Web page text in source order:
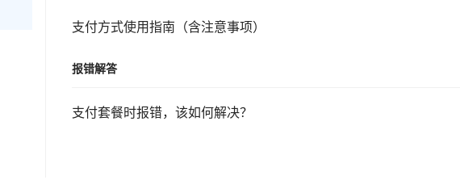
支付方式使用指南（含注意事项）
报错解答
支付套餐时报错，该如何解决？